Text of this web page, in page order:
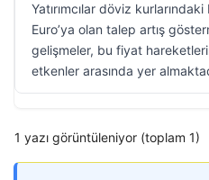
Yatırımcılar döviz
Euro’ya olan talep artış
gelişmeler, bu fiyat
etkenler arasında yer
1 yazı görüntüleniyor (toplam 1)